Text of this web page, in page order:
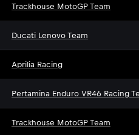
Trackhouse MotoGP Team
Ducati Lenovo Team
Aprilia Racing
Pertamina Enduro VR46 Racing
Trackhouse MotoGP Team